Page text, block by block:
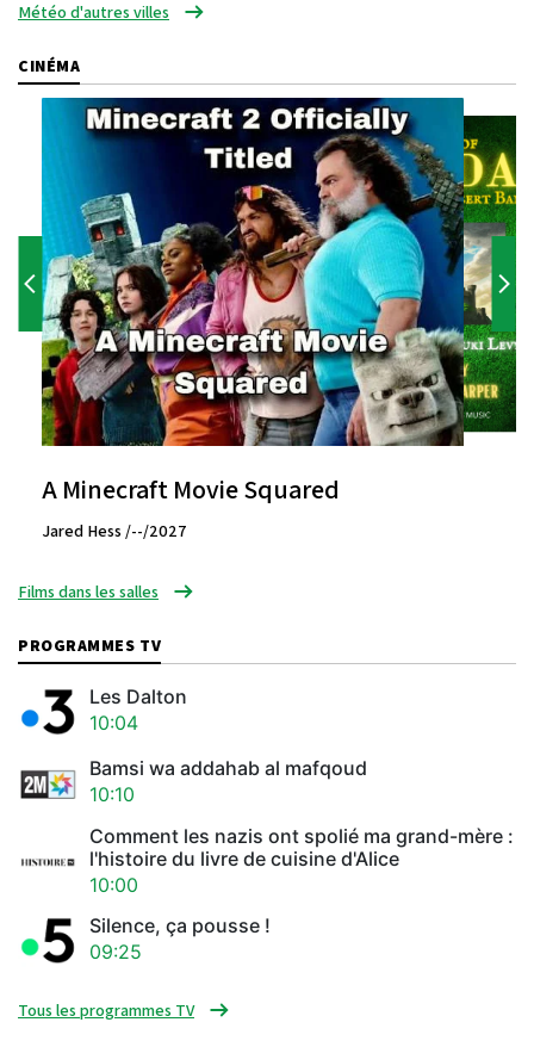
Météo d'autres villes
CINÉMA
A Minecraft Movie Squared
Jared Hess /--/2027
Films dans les salles
PROGRAMMES TV
Les Dalton
10:04
Bamsi wa addahab al mafqoud
10:10
Comment les nazis ont spolié ma grand-mère :
l'histoire du livre de cuisine d'Alice
10:00
Silence, ça pousse !
09:25
Tous les programmes TV